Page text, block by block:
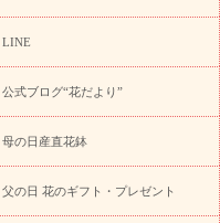
ウ)
特急便 お祝い商品一覧
・快気祝い
フラワー
悔やみの花
四十九日法要以
LINE
公式ブログ“花だより”
母の日産直花鉢
父の日 花のギフト・プレゼント